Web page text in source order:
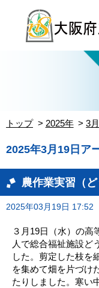
トップ 2025年 3月
2025年3月19日ア
農作業実習（ど
2025年03月19日 17:52
３月19日（水）の高
人で総合福祉施設ど
した。剪定した枝を
を集めて畑を片づけ
たりしました。寒い